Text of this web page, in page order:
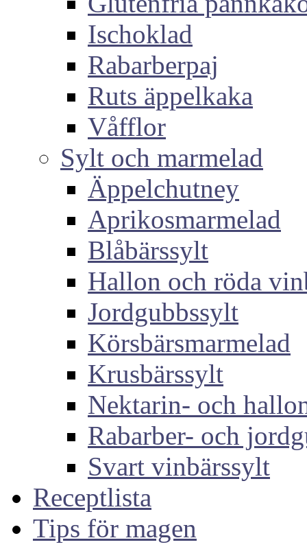
Ischoklad
Rabarberpaj
Ruts äppelkaka
Våfflor
Sylt och marmelad
Äppelchutney
Aprikosmarmelad
Blåbärssylt
Hallon och röda
Jordgubbssylt
Körsbärsmarmelad
Krusbärssylt
Nektarin- och
Rabarber- och
Svart vinbärssylt
Receptlista
Tips för magen